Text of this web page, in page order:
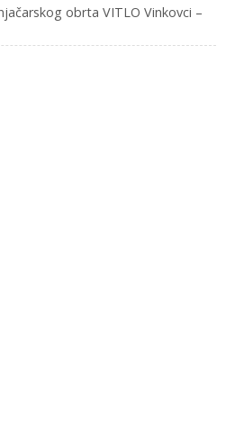
obrta VITLO Vinkovci –